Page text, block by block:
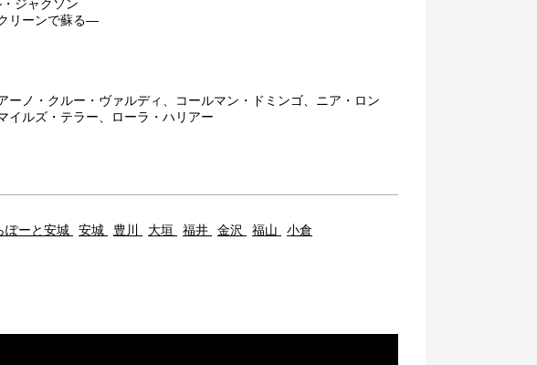
ジャクソン
リーンで蘇る―
ーノ・クルー・ヴァルディ、コールマン・ドミンゴ、ニア・ロン
イルズ・テラー、ローラ・ハリアー
ぽーと安城 安城 豊川 大垣 福井 金沢 福山 小倉